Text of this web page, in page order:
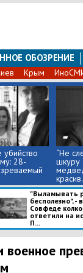
ОБОЗРЕНИЕ
Крым
убийство
28-
“Не
шкуру
"Выламывать
бесполезно", - в
Совфеде колко
ответили на
П...